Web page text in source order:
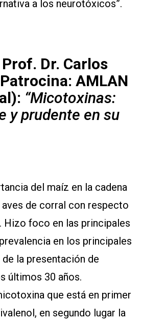
a los neurotóxicos”.
Dr. Carlos
AMLAN
“Micotoxinas:
y prudente en su
del maíz en la cadena
de corral con respecto
Hizo foco en las principales
en los principales
la presentación de
últimos 30 años.
que está en primer
en segundo lugar la